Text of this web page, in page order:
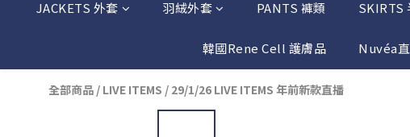
JACKETS 外套 羽絨外套 PANTS 褲類 SKIRTS
韓國Rene Cell 護膚品 Nuvéa
全部商品 / LIVE ITEMS / 29/1/26 LIVE ITEMS 年前新款直播